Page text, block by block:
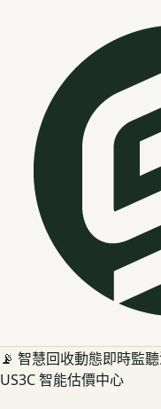
📡 智慧回收動態即時監
US3C 智能估價中心